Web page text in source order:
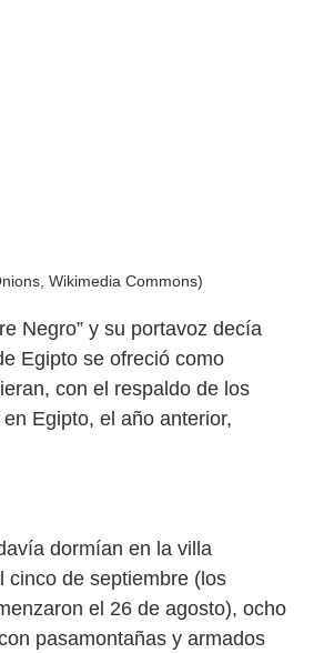
Wikimedia Commons)
Negro” y su portavoz decía
Egipto se ofreció como
con el respaldo de los
Egipto, el año anterior,
dormían en la villa
cinco de septiembre (los
el 26 de agosto), ocho
pasamontañas y armados